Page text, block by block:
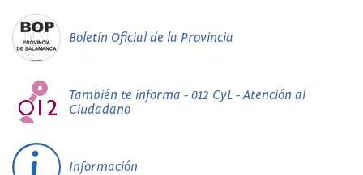
Boletín Oficial de la Provincia
También te informa - 012 CyL - Atención al
Ciudadano
Información